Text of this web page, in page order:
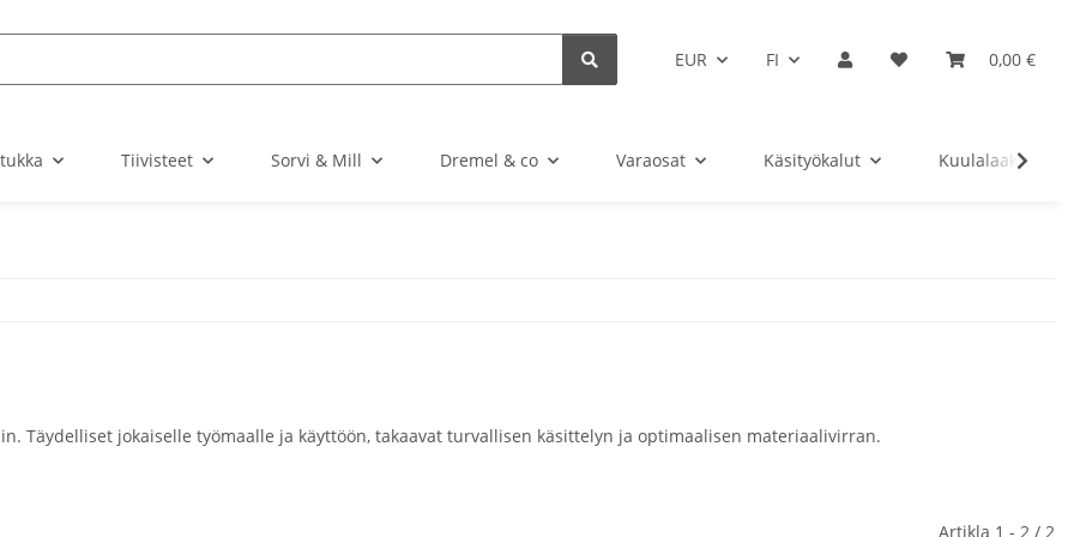
EUR FI 0,00 €
Tiivisteet Sorvi & Mill Dremel & co Varaosat Käsityökalut Kuulalaakeri
Täydelliset jokaiselle työmaalle ja käyttöön, takaavat turvallisen käsittelyn ja optimaalisen materiaalivirran.
Artikla 1 - 2 / 2